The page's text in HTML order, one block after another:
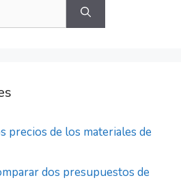
precios de los materiales de
dos presupuestos de